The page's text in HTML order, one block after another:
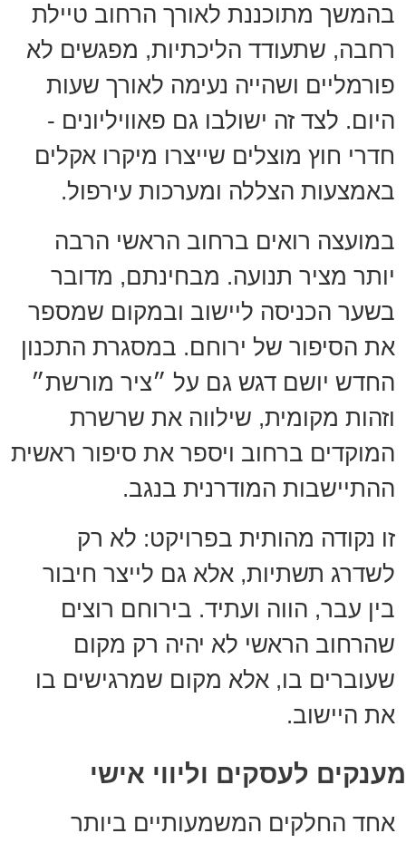
בהמשך מתוכננת לאורך הרחוב טיילת
רחבה, שתעודד הליכתיות, מפגשים לא
פורמליים ושהייה נעימה לאורך שעות
היום. לצד זה ישולבו גם פאוויליונים -
חדרי חוץ מוצלים שייצרו מיקרו אקלים
באמצעות הצללה ומערכות עירפול.
במועצה רואים ברחוב הראשי הרבה
יותר מציר תנועה. מבחינתם, מדובר
בשער הכניסה ליישוב ובמקום שמספר
את הסיפור של ירוחם. במסגרת התכנון
החדש יושם דגש גם על ״ציר מורשת״
וזהות מקומית, שילווה את שרשרת
המוקדים ברחוב ויספר את סיפור ראשית
ההתיישבות המודרנית בנגב.
זו נקודה מהותית בפרויקט: לא רק
לשדרג תשתיות, אלא גם לייצר חיבור
בין עבר, הווה ועתיד. בירוחם רוצים
שהרחוב הראשי לא יהיה רק מקום
שעוברים בו, אלא מקום שמרגישים בו
את היישוב.
מענקים לעסקים וליווי אישי
אחד החלקים המשמעותיים ביותר